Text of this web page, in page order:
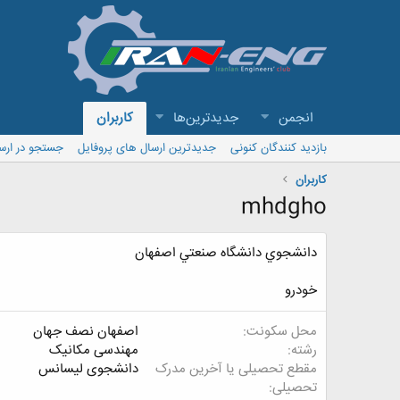
انجمن جدیدترین‌ها کاربران
بازدید کنندگان کنونی جدیدترین ارسال های پروفایل
جستجو در
کاربران
mhdgho
دانشجوي دانشگاه صنعتي اصفهان
خودرو
محل سکونت
اصفهان نصف جهان
رشته
مهندسی مکانیک
مقطع تحصیلی یا آخرین مدرک
تحصیلی
دانشجوی لیسانس